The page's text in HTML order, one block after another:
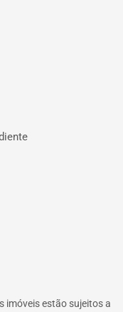
imóveis estão sujeitos a